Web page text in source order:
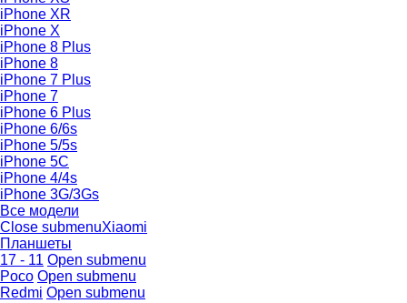
iPhone XR
iPhone X
iPhone 8 Plus
iPhone 8
iPhone 7 Plus
iPhone 7
iPhone 6 Plus
iPhone 6/6s
iPhone 5/5s
iPhone 5C
iPhone 4/4s
iPhone 3G/3Gs
Все модели
Close submenuXiaomi
Планшеты
17 - 11 Open submenu
Poco Open submenu
Redmi Open submenu